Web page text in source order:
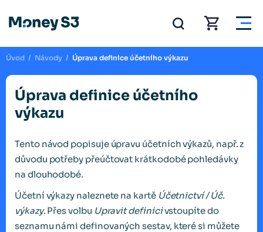
Úvod / Návody / Úprava definice účetního výkazu
Úprava definice účetního
výkazu
Tento návod popisuje úpravu účetních výkazů, např. z
důvodu potřeby přeúčtovat krátkodobé pohledávky
na dlouhodobé.
Účetní výkazy naleznete na kartě Účetnictví / Úč.
výkazy. Přes volbu Upravit definicivstoupíte do
seznamu námi definovaných sestav, které si můžete